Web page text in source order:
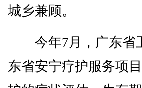
城乡兼顾。
今年7月，广东省
东省安宁疗护服务项